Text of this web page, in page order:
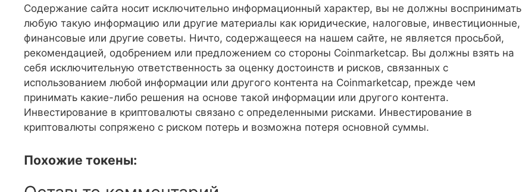
Содержание сайта носит исключительно информационный характер, вы не должны воспринимать
любую такую информацию или другие материалы как юридические, налоговые, инвестиционные,
финансовые или другие советы. Ничто, содержащееся на нашем сайте, не является просьбой,
рекомендацией, одобрением или предложением со стороны Coinmarketcap. Вы должны взять на
себя исключительную ответственность за оценку достоинств и рисков, связанных с
использованием любой информации или другого контента на Coinmarketcap, прежде чем
принимать какие-либо решения на основе такой информации или другого контента.
Инвестирование в криптовалюты связано с определенными рисками. Инвестирование в
криптовалюты сопряжено с риском потерь и возможна потеря основной суммы.
Похожие токены: